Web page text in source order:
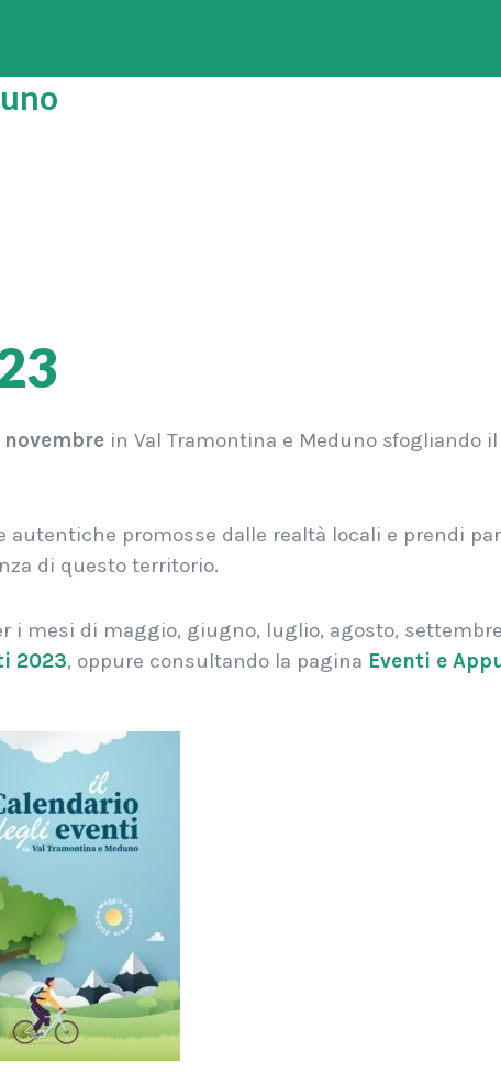
in Val Tramontina e Meduno sfogliando
promosse dalle realtà locali e prendi
di questo territorio.
i mesi di maggio, giugno, luglio, agosto,
2023, oppure consultando la pagina Eventi e